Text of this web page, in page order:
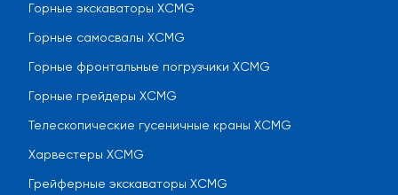
Горные экскаваторы XCMG
Горные самосвалы XCMG
Горные фронтальные погрузчики XCMG
Горные грейдеры XCMG
Телескопические гусеничные краны XCMG
Харвестеры XCMG
Грейферные экскаваторы XCMG